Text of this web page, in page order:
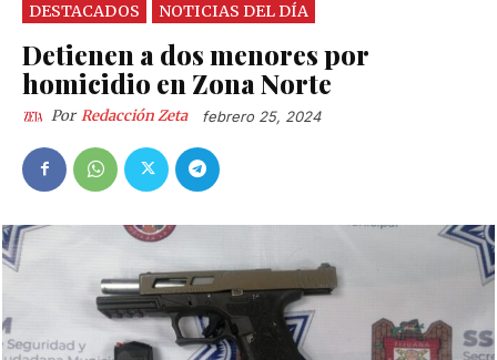
DESTACADOS NOTICIAS DEL DÍA
Detienen a dos menores por
homicidio en Zona Norte
Por Redacción Zeta febrero 25, 2024